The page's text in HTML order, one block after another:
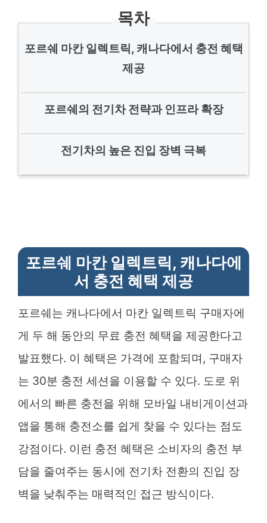
목차
포르쉐 마칸 일렉트릭, 캐나다에서 충전 혜택
제공
포르쉐의 전기차 전략과 인프라 확장
전기차의 높은 진입 장벽 극복
포르쉐 마칸 일렉트릭, 캐나다에
서 충전 혜택 제공
포르쉐는 캐나다에서 마칸 일렉트릭 구매자에
게 두 해 동안의 무료 충전 혜택을 제공한다고
발표했다. 이 혜택은 가격에 포함되며, 구매자
는 30분 충전 세션을 이용할 수 있다. 도로 위
에서의 빠른 충전을 위해 모바일 내비게이션과
앱을 통해 충전소를 쉽게 찾을 수 있다는 점도
강점이다. 이런 충전 혜택은 소비자의 충전 부
담을 줄여주는 동시에 전기차 전환의 진입 장
벽을 낮춰주는 매력적인 접근 방식이다.